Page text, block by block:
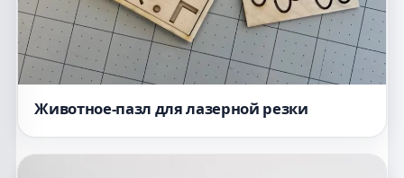
Животное-пазл для лазерной резки